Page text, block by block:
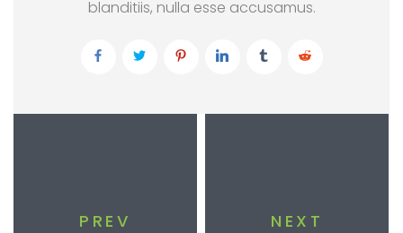
blanditiis, nulla esse accusamus.
PREV NEXT